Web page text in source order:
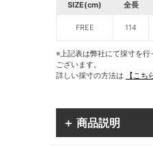
SIZE(cm) 全長
FREE 114
※上記表は弊社にて採寸を
ございます。
詳しい採寸の方法は
【こち
＋ 商品説明